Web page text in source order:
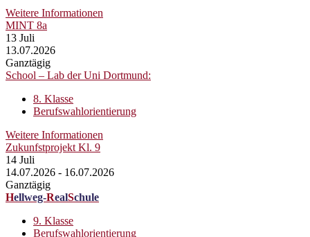
Weitere Informationen
MINT 8a
13 Juli
13.07.2026
Ganztägig
School – Lab der Uni Dortmund:
8. Klasse
Berufswahlorientierung
Weitere Informationen
Zukunfstprojekt Kl. 9
14 Juli
14.07.2026 - 16.07.2026
Ganztägig
Hellweg-RealSchule
9. Klasse
Berufswahlorientierung